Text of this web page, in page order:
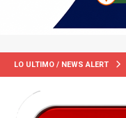
LO ULTIMO / NEWS ALERT